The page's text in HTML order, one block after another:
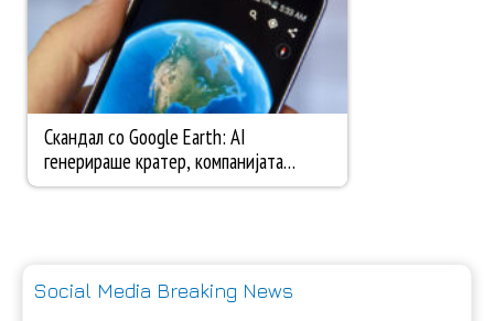
Social Media Breaking News